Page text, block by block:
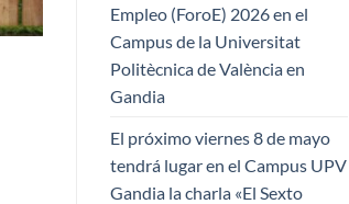
Empleo (ForoE) 2026 en el
Campus de la Universitat
Politècnica de València en
Gandia
El próximo viernes 8 de mayo
tendrá lugar en el Campus UPV
Gandia la charla «El Sexto